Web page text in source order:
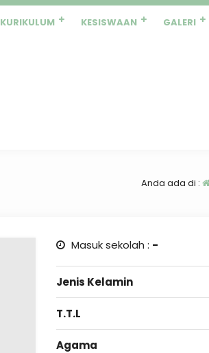
KURIKULUM KESISWAAN GALERI
Anda ada di :
Masuk sekolah : -
Jenis Kelamin
T.T.L
Agama